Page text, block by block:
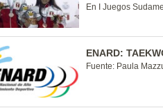
En I Juegos
ENARD:
Fuente: Paula